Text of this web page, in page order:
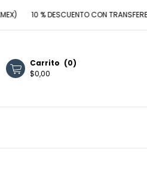
10 % DESCUENTO CON TRANSFERENCIA
Carrito (0)
$0,00